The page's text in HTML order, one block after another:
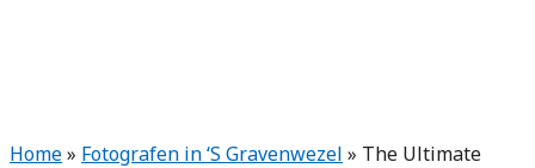
Home» Fotografen in ‘S Gravenwezel » The Ultimate